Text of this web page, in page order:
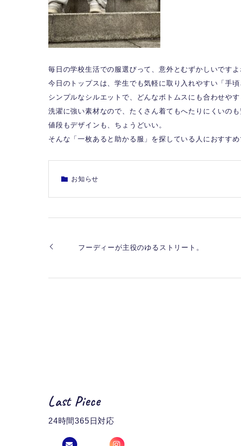
毎日の学校生活での服選びって、意外とむずかしいですよ
今日のトップスは、学生でも気軽に取り入れやすい「手
シンプルなシルエットで、どんなボトムスにも合わせや
洗濯に強い素材なので、たくさん着てもへたりにくいのも
値段もデザインも、ちょうどいい。
そんな「一枚あると助かる服」を探している人におすすめ
お知らせ
フーディーが主役のゆるストリート。
Last Piece
24時間365日対応